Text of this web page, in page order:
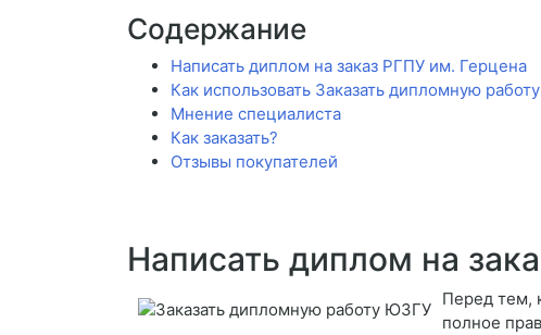
Содержание
Написать диплом на заказ РГПУ им. Герцена
Как использовать Заказать дипломную
Мнение специалиста
Как заказать?
Отзывы покупателей
Написать диплом на
Перед тем,
полное